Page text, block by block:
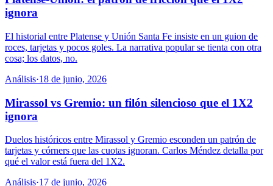
ignora
El historial entre Platense y Unión Santa Fe insiste en un guion de
roces, tarjetas y pocos goles. La narrativa popular se tienta con otra
cosa; los datos, no.
Análisis·18 de junio, 2026
Mirassol vs Gremio: un filón silencioso que el 1X2
ignora
Duelos históricos entre Mirassol y Gremio esconden un patrón de
tarjetas y córners que las cuotas ignoran. Carlos Méndez detalla por
qué el valor está fuera del 1X2.
Análisis·17 de junio, 2026